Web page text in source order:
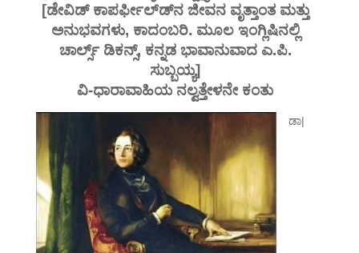
[ಡೇವಿಡ್ ಕಾಪರ್ಫೀಲ್ಡ್‍ನ ಜೀವನ ವೃತ್ತಾಂತ ಮತ್ತು
ಅನುಭವಗಳು, ಕಾದಂಬರಿ. ಮೂಲ ಇಂಗ್ಲಿಷಿನಲ್ಲಿ
ಚಾರ್ಲ್ಸ್ ಡಿಕನ್ಸ್, ಕನ್ನಡ ಭಾವಾನುವಾದ ಎ.ಪಿ.
ಸುಬ್ಬಯ್ಯ]
ವಿ-ಧಾರಾವಾಹಿಯ ನಲ್ವತ್ತೇಳನೇ ಕಂತು
ಡಾ|